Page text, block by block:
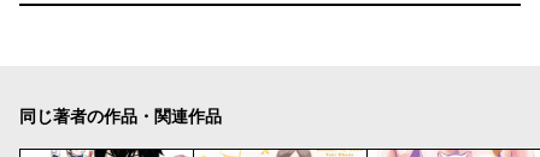
同じ著者の作品・関連作品